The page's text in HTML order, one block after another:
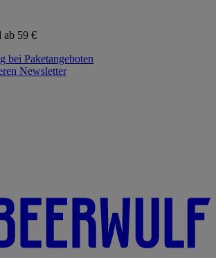
ab 59 €
bei Paketangeboten
Newsletter